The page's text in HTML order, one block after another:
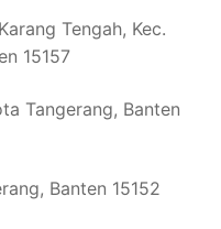
Tengah, Kec.
15157
Tangerang, Banten
Banten 15152